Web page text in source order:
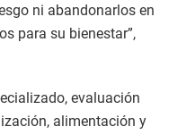
ni abandonarlos en
para su bienestar”,
evaluación
alimentación y